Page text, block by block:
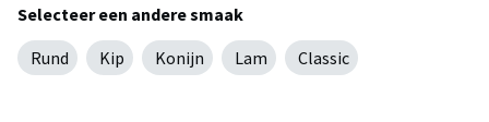
Selecteer een andere smaak
Rund
Kip Konijn Lam Classic